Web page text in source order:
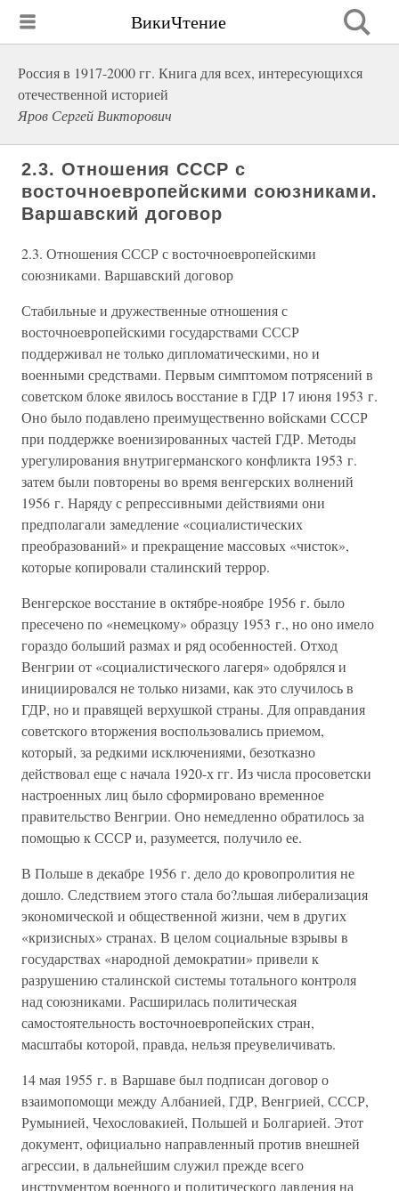
ВикиЧтение
Россия в 1917-2000 гг. Книга для всех, интересующихся
отечественной историей
Яров Сергей Викторович
2.3. Отношения СССР с
восточноевропейскими союзниками.
Варшавский договор
2.3. Отношения СССР с восточноевропейскими
союзниками. Варшавский договор
Стабильные и дружественные отношения с
восточноевропейскими государствами СССР
поддерживал не только дипломатическими, но и
военными средствами. Первым симптомом потрясений в
советском блоке явилось восстание в ГДР 17 июня 1953 г.
Оно было подавлено преимущественно войсками СССР
при поддержке военизированных частей ГДР. Методы
урегулирования внутригерманского конфликта 1953 г.
затем были повторены во время венгерских волнений
1956 г. Наряду с репрессивными действиями они
предполагали замедление «социалистических
преобразований» и прекращение массовых «чисток»,
которые копировали сталинский террор.
Венгерское восстание в октябре-ноябре 1956 г. было
пресечено по «немецкому» образцу 1953 г., но оно имело
гораздо больший размах и ряд особенностей. Отход
Венгрии от «социалистического лагеря» одобрялся и
инициировался не только низами, как это случилось в
ГДР, но и правящей верхушкой страны. Для оправдания
советского вторжения воспользовались приемом,
который, за редкими исключениями, безотказно
действовал еще с начала 1920-х гг. Из числа просоветски
настроенных лиц было сформировано временное
правительство Венгрии. Оно немедленно обратилось за
помощью к СССР и, разумеется, получило ее.
В Польше в декабре 1956 г. дело до кровопролития не
дошло. Следствием этого стала бо?льшая либерализация
экономической и общественной жизни, чем в других
«кризисных» странах. В целом социальные взрывы в
государствах «народной демократии» привели к
разрушению сталинской системы тотального контроля
над союзниками. Расширилась политическая
самостоятельность восточноевропейских стран,
масштабы которой, правда, нельзя преувеличивать.
14 мая 1955 г. в Варшаве был подписан договор о
взаимопомощи между Албанией, ГДР, Венгрией, СССР,
Румынией, Чехословакией, Польшей и Болгарией. Этот
документ, официально направленный против внешней
агрессии, в дальнейшим служил прежде всего
инструментом военного и политического давления на